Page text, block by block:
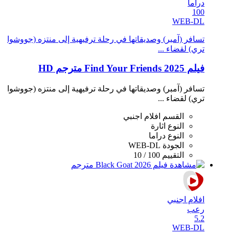
دراما
100
WEB-DL
تسافر (آمبر) وصديقاتها في رحلة ترفيهية إلى منتزه (جووشوا
تري) لقضاء ...
فيلم Find Your Friends 2025 مترجم HD
تسافر (آمبر) وصديقاتها في رحلة ترفيهية إلى منتزه (جووشوا
تري) لقضاء ...
القسم
افلام اجنبي
النوع اثارة
النوع دراما
الجودة WEB-DL
التقييم 100 / 10
افلام اجنبي
رعب
5.2
WEB-DL